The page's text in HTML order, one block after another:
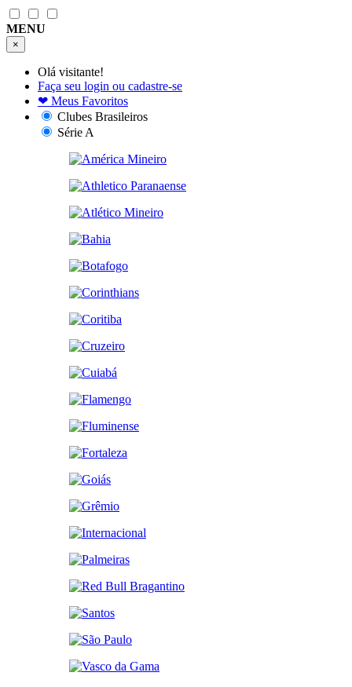
MENU
×
Olá visitante!
Faça seu login ou cadastre-se
❤ Meus Favoritos
Clubes Brasileiros
Série A